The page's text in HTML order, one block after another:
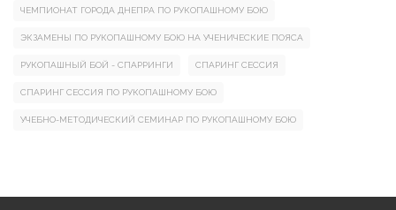
ЧЕМПИОНАТ ГОРОДА ДНЕПРА ПО РУКОПАШНОМУ БОЮ
ЭКЗАМЕНЫ ПО РУКОПАШНОМУ БОЮ НА УЧЕНИЧЕСКИЕ ПОЯСА
РУКОПАШНЫЙ БОЙ - СПАРРИНГИ СПАРИНГ СЕССИЯ
СПАРИНГ СЕССИЯ ПО РУКОПАШНОМУ БОЮ
УЧЕБНО-МЕТОДИЧЕСКИЙ СЕМИНАР ПО РУКОПАШНОМУ БОЮ